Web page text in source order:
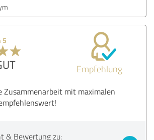
5
Empfehlung
Zusammenarbeit mit maximalen
& Bewertung zu: